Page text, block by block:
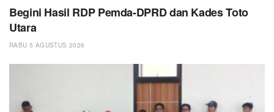
Begini Hasil RDP Pemda-DPRD dan Kades Toto
Utara
RABU 5 AGUSTUS 2026